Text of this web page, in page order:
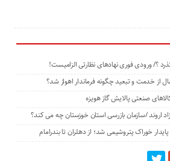
؟/ ورودی فوری نهادهای نظارتی الزامیست!
از خدمت و تبعید چگونه فرماندار اهواز شد؟
صنعتی پالایش گاز هویزه
اروند /سازمان بازرسی استان خوزستان چه می کند؟
خوراک پتروشیمی شد؛ از دهلران تا بندرامام